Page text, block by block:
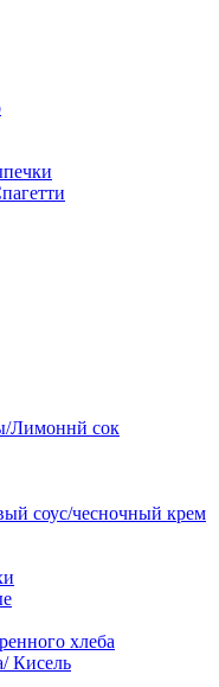
Лимоннй сок
соус/чесночный крем
хлеба
Кисель